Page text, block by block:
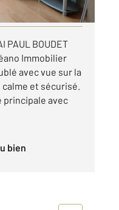
PAUL BOUDET
Immobilier
avec vue sur la
calme et sécurisé.
principale avec
bien